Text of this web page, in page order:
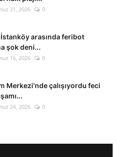
31, 2026 0
arasında feribot
şok deni...
16, 2026 0
Merkezi'nde çalışıyordu feci
24, 2026 0